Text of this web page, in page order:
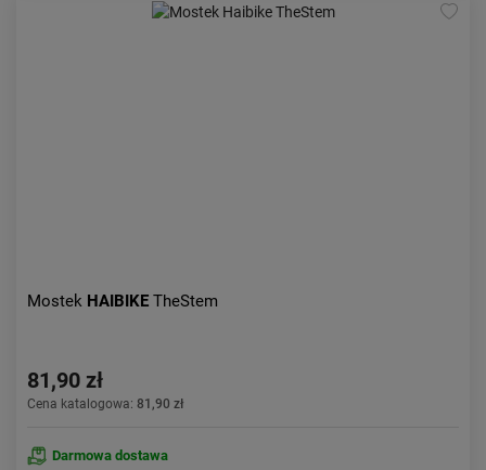
Mostek HAIBIKE TheStem
81,90 zł
Cena katalogowa: 81,90 zł
Darmowa dostawa